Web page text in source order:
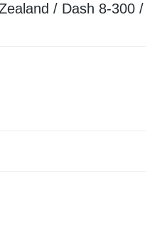
/ Dash 8-300 /